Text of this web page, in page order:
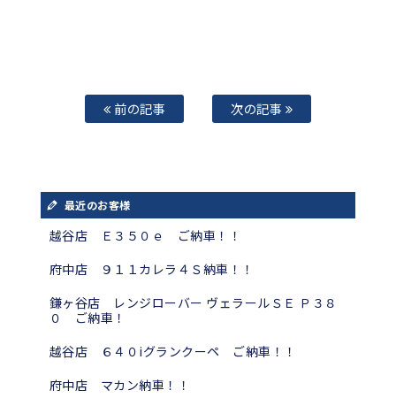
前の記事 次の記事
最近のお客様
越谷店 Ｅ３５０ｅ ご納車！！
府中店 ９１１カレラ４Ｓ納車！！
鎌ヶ谷店 レンジローバー ヴェラールＳＥ Ｐ３８
０ ご納車！
越谷店 ６４０iグランクーペ ご納車！！
府中店 マカン納車！！